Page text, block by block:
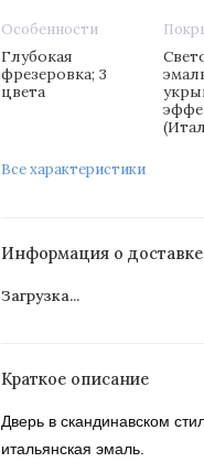
Особенности
Глубокая
фрезеровка; 3
цвета
Все характеристики
Информация о доставке
Загрузка...
Краткое описание
Дверь в скандинавском
итальянская эмаль.